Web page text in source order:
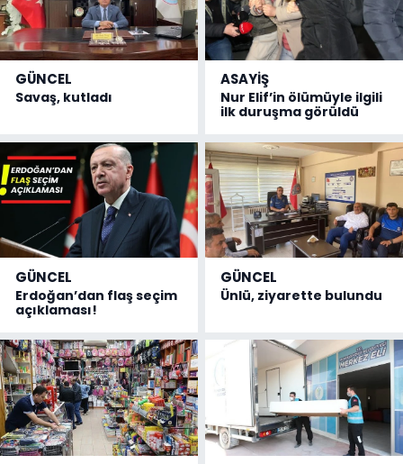
GÜNCEL
Savaş, kutladı
ASAYİŞ
Nur Elif’in ölümüyle ilgili
ilk duruşma görüldü
GÜNCEL
Erdoğan’dan flaş seçim
açıklaması!
GÜNCEL
Ünlü, ziyarette bulundu